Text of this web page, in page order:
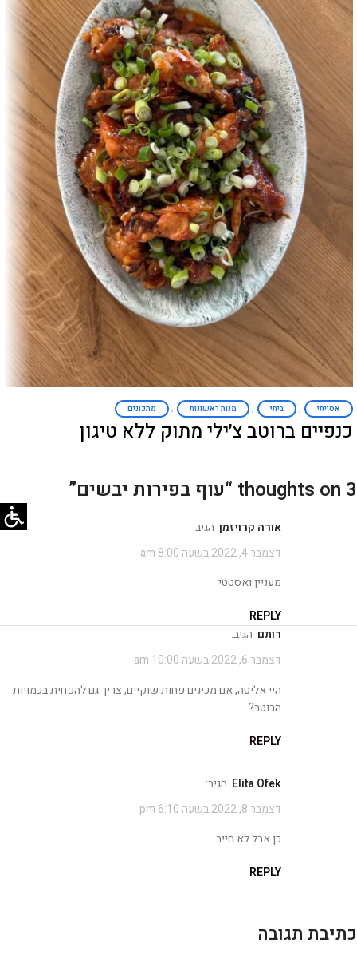
אסייתי , ביתי , מנות ראשונות , מתכונים
כנפיים ברוטב צ׳ילי מתוק ללא טיגון
3 thoughts on “ עוף בפירות יבשים”
אורה קרויזמן הגיב:
דצמבר 4, 2022 בשעה 8:00 am
מעניין ואסטטי
REPLY
רותם הגיב:
דצמבר 6, 2022 בשעה 10:00 am
היי אליטה, אם מכינים פחות שוקיים, צריך גם להפחית בכמויות
הרוטב?
REPLY
Elita Ofek
הגיב:
דצמבר 8, 2022 בשעה 6:10 pm
כן אבל לא חייב
REPLY
כתיבת תגובה